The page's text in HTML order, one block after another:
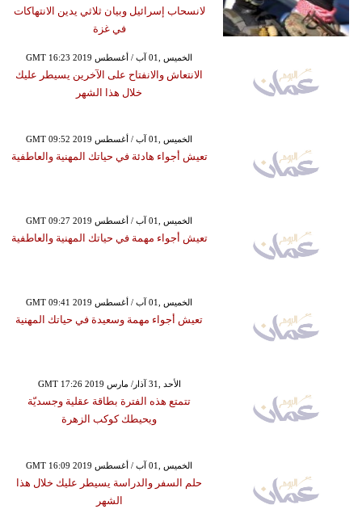
لانسحاب إسرائيل وبيان ثلاثي يدين الانتهاكات
في غزة
GMT 16:23 2019 الخميس ,01 آب / أغسطس
الانتعاش والانفتاح على الآخرين يسيطر عليك
خلال هذا الشهر
GMT 09:52 2019 الخميس ,01 آب / أغسطس
تعيش أجواء هادئة في حياتك المهنية والعاطفية
GMT 09:27 2019 الخميس ,01 آب / أغسطس
تعيش أجواء مهمة في حياتك المهنية والعاطفية
GMT 09:41 2019 الخميس ,01 آب / أغسطس
تعيش أجواء مهمة وسعيدة في حياتك المهنية
GMT 17:26 2019 الأحد ,31 آذار/ مارس
تتمتع هذه الفترة بطاقة عقلية وجسديّة
ويحيطك كوكب الزهرة
GMT 16:09 2019 الخميس ,01 آب / أغسطس
حلم السفر والدراسة يسيطر عليك خلال هذا
الشهر